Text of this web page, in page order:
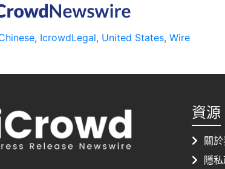
, IcrowdLegal, United States, Wire
資源
關
隱